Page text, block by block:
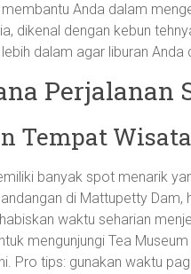
Anda dalam
dikenal dengan kebun
dalam agar liburan Anda
Perjalanan
Tempat
banyak spot menarik
di Mattupetty Dam,
waktu seharian
mengunjungi Tea
Pro tips: gunakan waktu